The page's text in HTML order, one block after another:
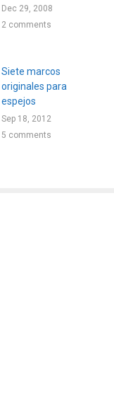
Dec 29, 2008
2 comments
Siete marcos
originales para
espejos
Sep 18, 2012
5 comments